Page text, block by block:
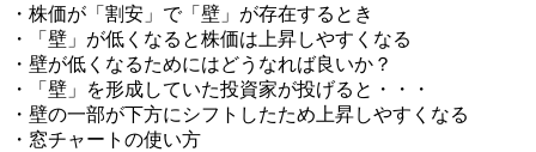
・株価が「割安」で「壁」が存在するとき
・「壁」が低くなると株価は上昇しやすくなる
・壁が低くなるためにはどうなれば良いか？
・「壁」を形成していた投資家が投げると・・・
・壁の一部が下方にシフトしたため上昇しやすくなる
・窓チャートの使い方